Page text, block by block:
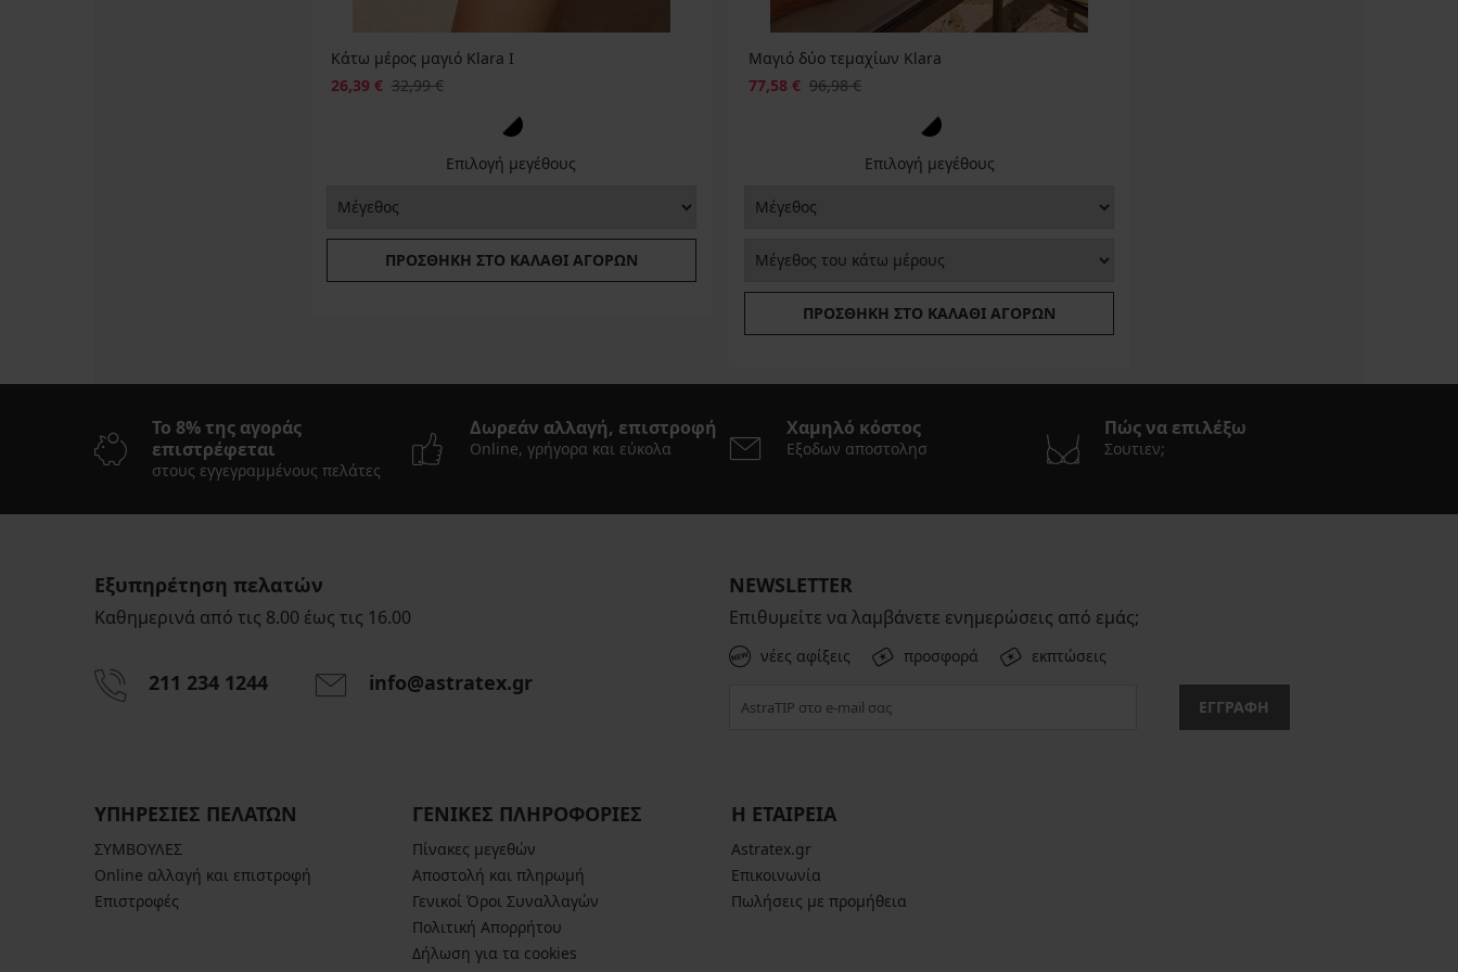
Κάτω μέρος μαγιό Klara I
26,39 € 32,99 €
Επιλογή μεγέθους
ΠΡΟΣΘΉΚΗ ΣΤΟ ΚΑΛΆΘΙ ΑΓΟΡΏΝ
Μαγιό δύο τεμαχίων Klara
77,58 € 96,98 €
Επιλογή μεγέθους
ΠΡΟΣΘΉΚΗ ΣΤΟ ΚΑΛΆΘΙ ΑΓΟΡΏΝ
Το 8% της αγοράς
επιστρέφεται
στους εγγεγραμμένους πελάτες
Δωρεάν αλλαγή, επιστροφή
Online, γρήγορα και εύκολα
Χαμηλό κόστος
Εξοδων αποστολησ
Πώς να επιλέξω
Σουτιεν;
Εξυπηρέτηση πελατών
Καθημερινά από τις 8.00 έως τις 16.00
211 234 1244 info@astratex.gr
NEWSLETTER
Επιθυμείτε να λαμβάνετε ενημερώσεις από εμάς;
νέες αφίξεις προσφορά εκπτώσεις
ΕΓΓΡΑΦΗ
ΥΠΗΡΕΣΙΕΣ ΠΕΛΑΤΩΝ
ΣΥΜΒΟΥΛΕΣ
Online αλλαγή και επιστροφή
Επιστροφές
ΓΕΝΙΚΕΣ ΠΛΗΡΟΦΟΡΙΕΣ
Πίνακες μεγεθών
Αποστολή και πληρωμή
Γενικοί Όροι Συναλλαγών
Πολιτική Απορρήτου
Δήλωση για τα cookies
Η ΕΤΑΙΡΕΙΑ
Astratex.gr
Επικοινωνία
Πωλήσεις με προμήθεια